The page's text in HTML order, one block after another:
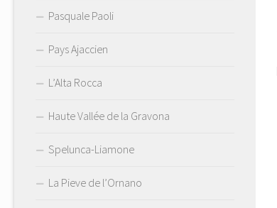
Pasquale Paoli
Pays Ajaccien
L’Alta Rocca
Haute Vallée de la Gravona
Spelunca-Liamone
La Pieve de l’Ornano